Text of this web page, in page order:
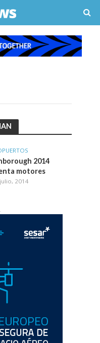
2014
motores
2014